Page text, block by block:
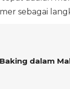
sebagai
dalam